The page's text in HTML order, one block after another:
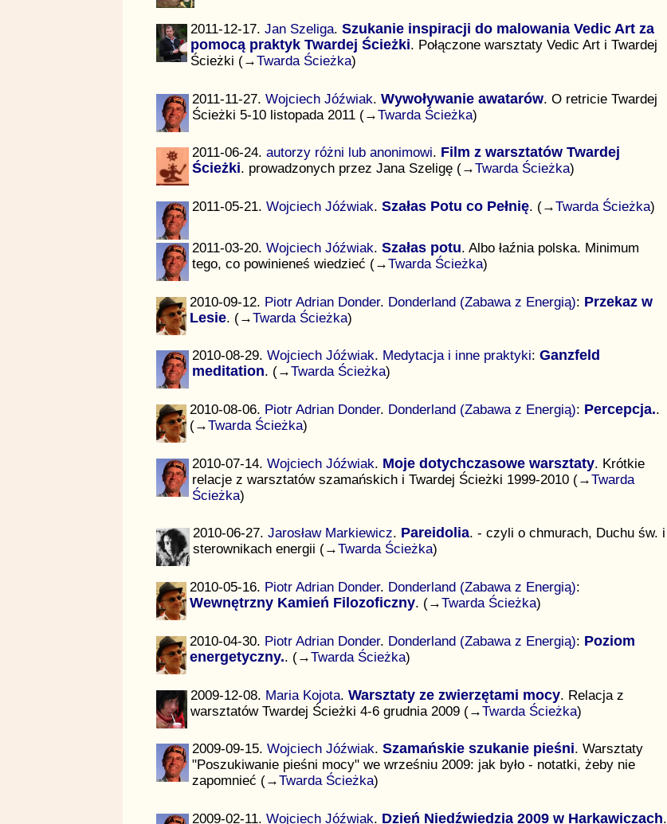
2011-12-17. Jan Szeliga. Szukanie inspiracji do malowania Vedic Art za
pomocą praktyk Twardej Ścieżki. Połączone warsztaty Vedic Art i Twardej
Ścieżki (→Twarda Ścieżka)
2011-11-27.Wojciech Jóźwiak.Wywoływanie awatarów. O retricie Twardej
Ścieżki 5-10 listopada 2011 (→Twarda Ścieżka)
2011-06-24. autorzy różni lub anonimowi. Film z warsztatów Twardej
Ścieżki. prowadzonych przez Jana Szeligę (→Twarda Ścieżka)
2011-05-21.Wojciech Jóźwiak.Szałas Potu co Pełnię. (→Twarda Ścieżka)
2011-03-20.Wojciech Jóźwiak.Szałas potu. Albo łaźnia polska. Minimum
tego, co powinieneś wiedzieć (→Twarda Ścieżka)
2010-09-12. Piotr Adrian Donder. Donderland (Zabawa z Energią): Przekaz w
Lesie. (→Twarda Ścieżka)
2010-08-29.Wojciech Jóźwiak. Medytacja i inne praktyki:Ganzfeld
meditation. (→Twarda Ścieżka)
2010-08-06. Piotr Adrian Donder. Donderland (Zabawa z Energią): Percepcja..
(→Twarda Ścieżka)
2010-07-14.Wojciech Jóźwiak. Moje dotychczasowe warsztaty. Krótkie
relacje z warsztatów szamańskich i Twardej Ścieżki 1999-2010 (→Twarda
Ścieżka)
2010-06-27. Jarosław Markiewicz. Pareidolia. - czyli o chmurach, Duchu św. i
sterownikach energii (→Twarda Ścieżka)
2010-05-16. Piotr Adrian Donder. Donderland (Zabawa z Energią):
Wewnętrzny Kamień Filozoficzny. (→Twarda Ścieżka)
2010-04-30. Piotr Adrian Donder. Donderland (Zabawa z Energią): Poziom
energetyczny.. (→Twarda Ścieżka)
2009-12-08. Maria Kojota.Warsztaty ze zwierzętami mocy. Relacja z
warsztatów Twardej Ścieżki 4-6 grudnia 2009 (→Twarda Ścieżka)
2009-09-15.Wojciech Jóźwiak.Szamańskie szukanie pieśni. Warsztaty
"Poszukiwanie pieśni mocy" we wrześniu 2009: jak było - notatki, żeby nie
zapomnieć (→Twarda Ścieżka)
2009-02-11.Wojciech Jóźwiak. Dzień Niedźwiedzia 2009 w Harkawiczach.